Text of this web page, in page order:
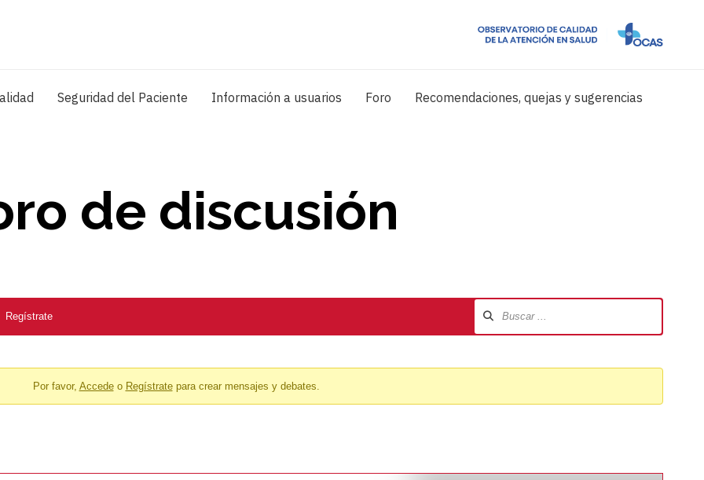
Seguridad del Paciente Información a usuarios Foro Recomendaciones, quejas y sugerencias
de discusión
Regístrate
Por favor, Accedeo Regístratepara crear mensajes y debates.